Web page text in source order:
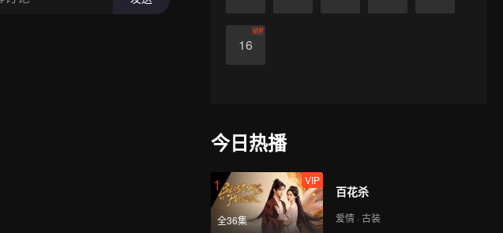
16
VIP
今日热播
1
全36集
VIP
百花杀
爱情 · 古装